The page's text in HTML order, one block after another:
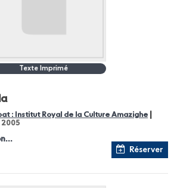
Texte Imprimé
: Institut Royal de la Culture Amazighe
2005
Réserver